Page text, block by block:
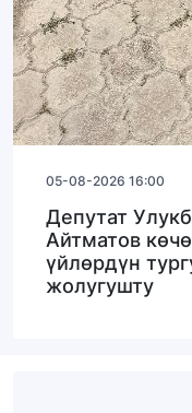
05-08-2026 16:00
Депутат
Айтматов
үйлөрдүн
жолугушту